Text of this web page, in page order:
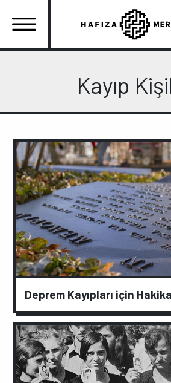
atla
Kayıp
Deprem Kayıpları için